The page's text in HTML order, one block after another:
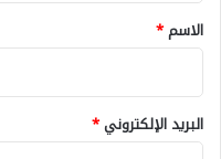
*
الاسم*
البريد الإلكتروني*